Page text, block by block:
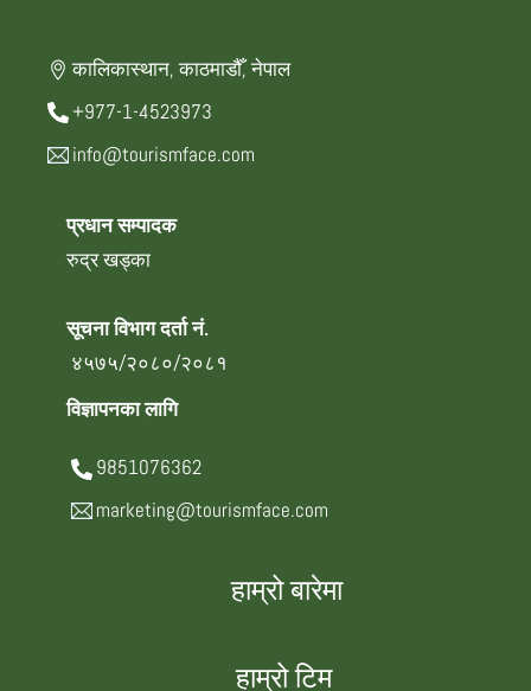
कालिकास्थान, काठमाडौँ, नेपाल
+977-1-4523973
info@tourismface.com
प्रधान सम्पादक
रुद्र खड्का
सूचना विभाग दर्ता नं.
४५७५/२०८०/२०८१
विज्ञापनका लागि
9851076362
marketing@tourismface.com
हाम्रो बारेमा
हाम्रो टिम